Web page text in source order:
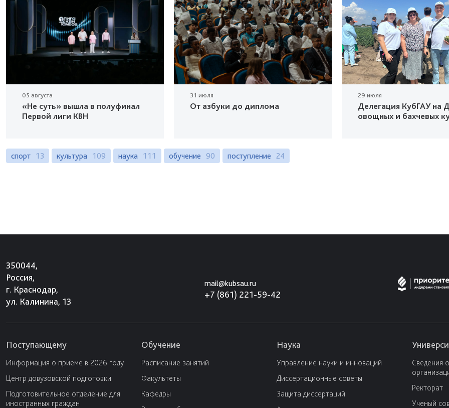
05 августа
«Не суть» вышла в полуфинал
Первой лиги КВН
31 июля
От азбуки до диплома
29 июля
Делегация КубГАУ на
овощных и бахчевых
спорт 13 культура 109 наука 111 обучение 90 поступление 24
350044,
Россия,
г. Краснодар,
ул. Калинина, 13
mail@kubsau.ru
+7 (861) 221-59-42
Поступающему
Информация о приеме в 2026 году
Центр довузовской подготовки
Подготовительное отделение для
иностранных граждан
Обучение
Расписание занятий
Факультеты
Кафедры
Наука
Управление науки и инноваций
Диссертационные советы
Защита диссертаций
Сведения
Ректорат
Ученый